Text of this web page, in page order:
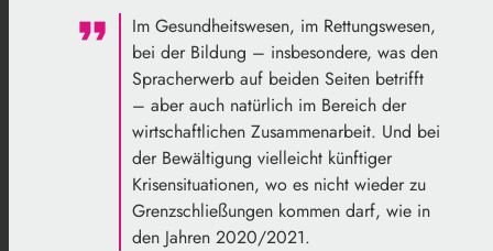
Im Gesundheitswesen, im Rettungswesen,
bei der Bildung – insbesondere, was den
Spracherwerb auf beiden Seiten betrifft
– aber auch natürlich im Bereich der
wirtschaftlichen Zusammenarbeit. Und bei
der Bewältigung vielleicht künftiger
Krisensituationen, wo es nicht wieder zu
Grenzschließungen kommen darf, wie in
den Jahren 2020/2021.